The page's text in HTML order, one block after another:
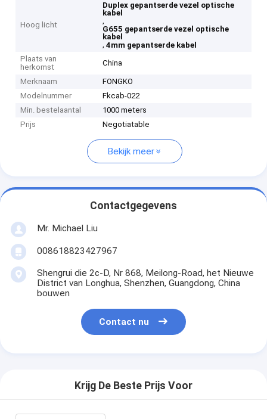
Hoog licht
Duplex gepantserde vezel optische
kabel
,
G655 gepantserde vezel optische
kabel
,4mm gepantserde kabel
Plaats van
herkomst
China
Merknaam
FONGKO
Modelnummer
Fkcab-022
Min. bestelaantal
1000 meters
Prijs
Negotiatable
Bekijk meer
Contactgegevens
Mr. Michael Liu
008618823427967
Shengrui die 2c-D, Nr 868, Meilong-Road, het Nieuwe
District van Longhua, Shenzhen, Guangdong, China
bouwen
Contact nu
Krijg De Beste Prijs Voor